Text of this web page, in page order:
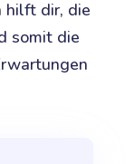
hilft dir, die
somit die